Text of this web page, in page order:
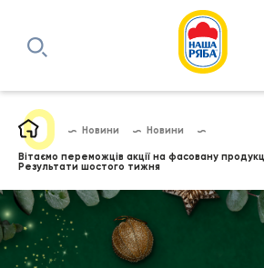
Новини Новини
Вітаємо переможців акції на фасовану
Результати шостого тижня